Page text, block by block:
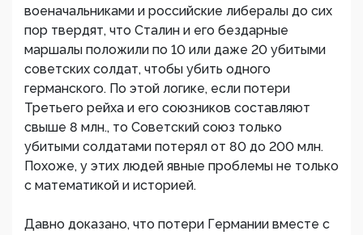
военачальниками и российские либералы до сих
пор твердят, что Сталин и его бездарные
маршалы положили по 10 или даже 20 убитыми
советских солдат, чтобы убить одного
германского. По этой логике, если потери
Третьего рейха и его союзников составляют
свыше 8 млн., то Советский союз только
убитыми солдатами потерял от 80 до 200 млн.
Похоже, у этих людей явные проблемы не только
с математикой и историей.
Давно доказано, что потери Германии вместе с